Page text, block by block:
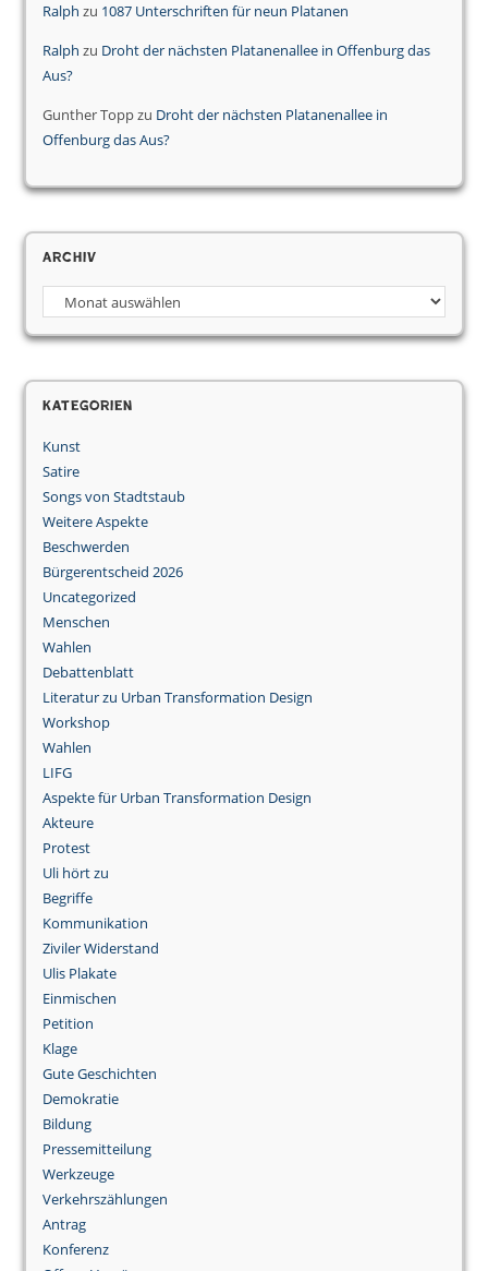
Ralph zu 1087 Unterschriften für neun Platanen
Ralph zu Droht der nächsten Platanenallee in Offenburg das
Aus?
Gunther Toppzu Droht der nächsten Platanenallee in
Offenburg das Aus?
Archiv
Archiv
Kategorien
Kunst
Satire
Songs von Stadtstaub
Weitere Aspekte
Beschwerden
Bürgerentscheid 2026
Uncategorized
Menschen
Wahlen
Debattenblatt
Literatur zu Urban Transformation Design
Workshop
Wahlen
LIFG
Aspekte für Urban Transformation Design
Akteure
Protest
Uli hört zu
Begriffe
Kommunikation
Ziviler Widerstand
Ulis Plakate
Einmischen
Petition
Klage
Gute Geschichten
Demokratie
Bildung
Pressemitteilung
Werkzeuge
Verkehrszählungen
Antrag
Konferenz